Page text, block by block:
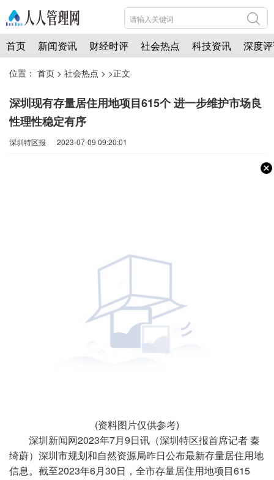
首页 新闻资讯 财经时评 社会热点 科技资讯 深度
位置： 首页 > 社会热点 > >正文
深圳现有存量居住用地项目615个 进一步维护市场良
性理性稳定有序
深圳特区报 2023-07-09 09:20:01
(资料图片仅供参考)
深圳新闻网2023年7月9日讯 （深圳特区报首席记者 秦
绮蔚）深圳市规划和自然资源局昨日公布最新存量居住用地
信息。截至2023年6月30日，全市存量居住用地项目615